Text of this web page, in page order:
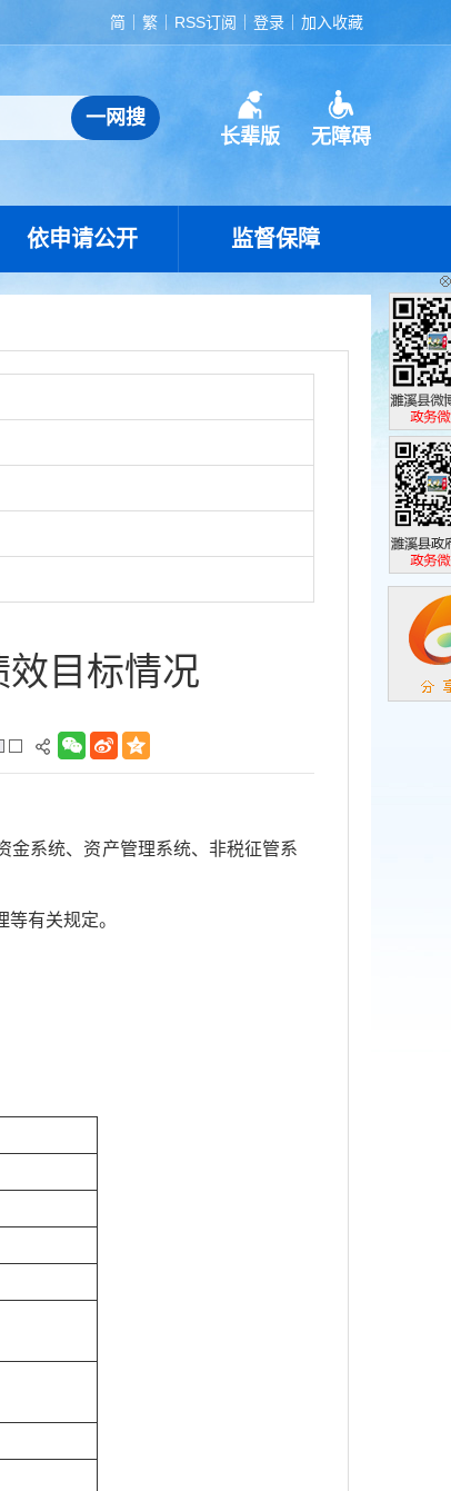
简 繁 RSS订阅 登录 加入收藏
长辈版 无障碍
依申请公开 监督保障
目标情况
金系统、资产管理系统、非税征管系
有关规定。
濉溪县政
政务微博
濉溪县政
政务微信